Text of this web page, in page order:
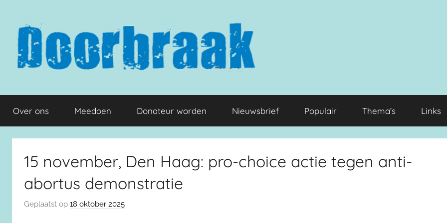
inhoud
springen
Doorbraak.eu
Over ons Meedoen Donateur worden Nieuwsbrief Populair Thema’s Links
15 november, Den Haag: pro-choice actie tegen anti-
abortus demonstratie
Geplaatst op 18 oktober 2025